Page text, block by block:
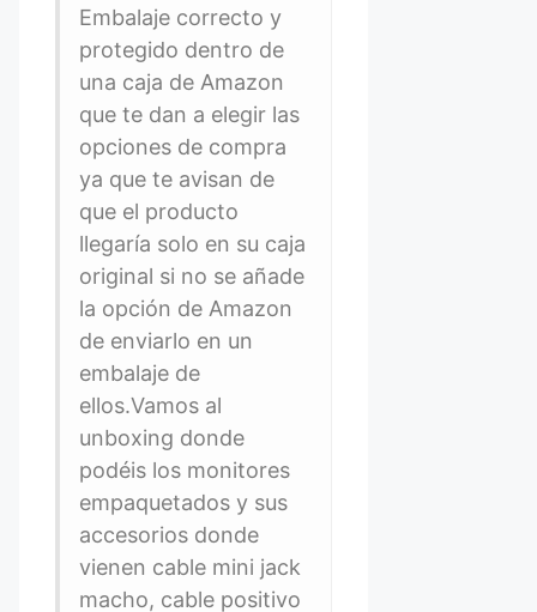
Embalaje correcto y
protegido dentro de
una caja de Amazon
que te dan a elegir las
opciones de compra
ya que te avisan de
que el producto
llegaría solo en su caja
original si no se añade
la opción de Amazon
de enviarlo en un
embalaje de
ellos.Vamos al
unboxing donde
podéis los monitores
empaquetados y sus
accesorios donde
vienen cable mini jack
macho, cable positivo